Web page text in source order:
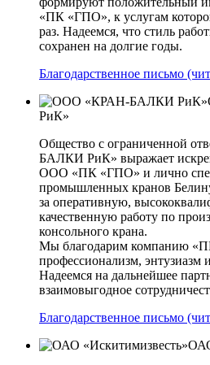
«ПК «ГПО», к услугам
раз. Надеемся, что стиль
сохранен на долгие годы.
Благодарственное письмо
РиК»
Общество с ограниченной
БАЛКИ РиК» выражает
ООО «ПК «ГПО» и лично
промышленных кранов
за оперативную,
качественную работу по
консольного крана.
Мы благодарим компанию
профессионализм, энтузиазм
Надеемся на дальнейшее
взаимовыгодное
Благодарственное письмо